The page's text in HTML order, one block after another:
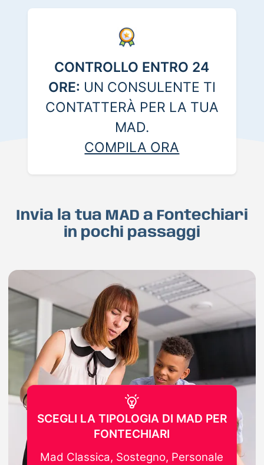
CONTROLLO ENTRO 24
ORE: UN CONSULENTE TI
CONTATTERÀ PER LA TUA
MAD.
COMPILA ORA
Invia la tua MAD a Fontechiari
in pochi passaggi
SCEGLI LA TIPOLOGIA DI MAD PER
FONTECHIARI
Mad Classica, Sostegno, Personale